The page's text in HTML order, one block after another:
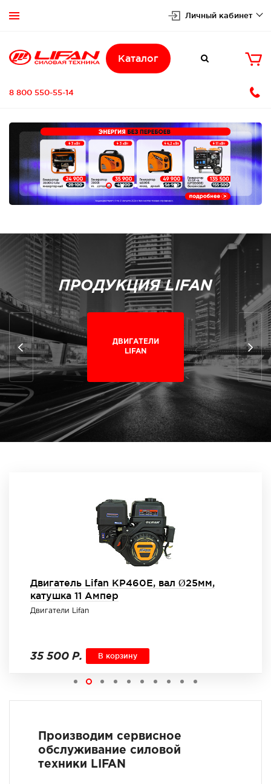
 Личный кабинет
Каталог  
8 800 550-55-14
ПРОДУКЦИЯ LIFAN
ДВИГАТЕЛИ
LIFAN
Двигатель Lifan KP460E, вал Ø25мм,
катушка 11 Ампер
Двигатели Lifan
35 500 Р. В корзину
Производим сервисное
обслуживание силовой
техники LIFAN